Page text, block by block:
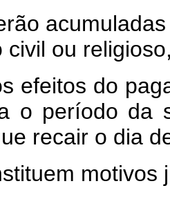
civil ou
efeitos do
o período da
recair o dia
motivos